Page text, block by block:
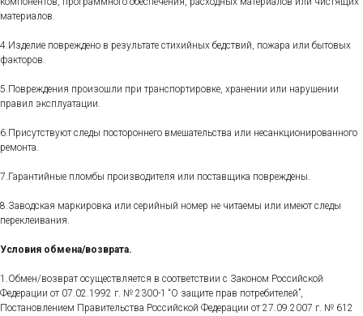
материалов.
4.Изделие повреждено в результате стихийных бедствий, пожара или бытовых
факторов.
5.Повреждения произошли при транспортировке, хранении или нарушении
правил эксплуатации.
6.Присутствуют следы постороннего вмешательства или несанкционированного
ремонта.
7.Гарантийные пломбы производителя или поставщика повреждены.
8.Заводская маркировка или серийный номер не читаемы или имеют следы
переклеивания.
Условия обмена/возврата.
1.Обмен/возврат осуществляется в соответствии с Законом Российской
Федерации от 07.02.1992 г. № 2300-1 “О защите прав потребителей”,
Постановлением Правительства Российской Федерации от 27.09.2007 г. № 612